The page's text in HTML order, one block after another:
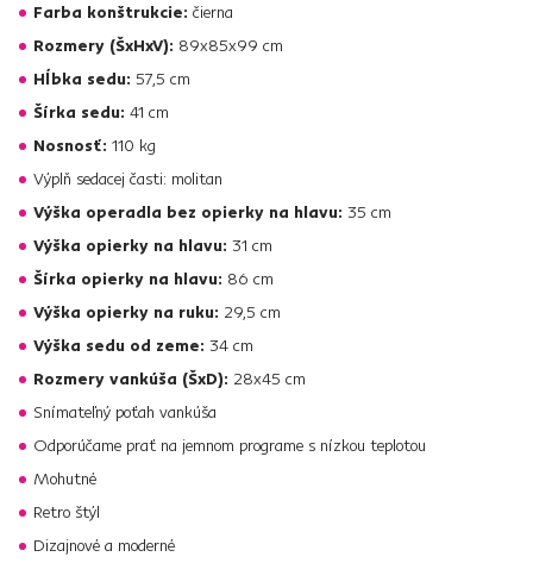
Farba konštrukcie: čierna
Rozmery (ŠxHxV): 89x85x99 cm
Hĺbka sedu: 57,5 cm
Šírka sedu: 41 cm
Nosnosť: 110 kg
Výplň sedacej časti: molitan
Výška operadla bez opierky na hlavu: 35 cm
Výška opierky na hlavu: 31 cm
Šírka opierky na hlavu: 86 cm
Výška opierky na ruku: 29,5 cm
Výška sedu od zeme: 34 cm
Rozmery vankúša (ŠxD): 28x45 cm
Snímateľný poťah vankúša
Odporúčame prať na jemnom programe s nízkou teplotou
Mohutné
Retro štýl
Dizajnové a moderné